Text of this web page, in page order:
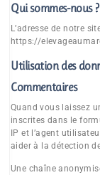
Qui sommes-nous ?
L’adresse de notre
https://
Utilisation des
Commentaires
Quand vous laissez
inscrites dans le
IP et l’agent
aider à la détection
Une chaîne